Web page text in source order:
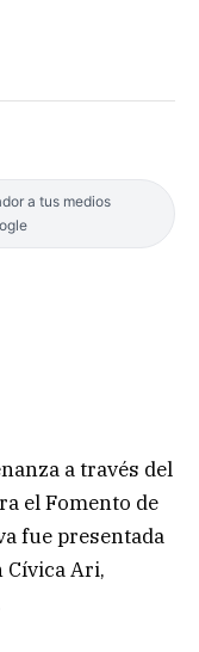
a tus medios
a través del
el Fomento de
fue presentada
Cívica Ari,